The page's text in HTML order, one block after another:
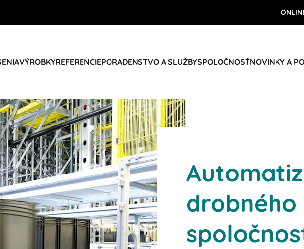
VÝROBKYREFERENCIEPORADENSTVO A SLUŽBYSPOLOČNOSŤNOVINKY A